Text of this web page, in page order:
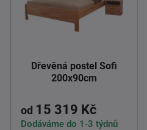
Dřevěná postel Sofi
200x90cm
od 15 319 Kč
Dodáváme do 1-3 týdnů